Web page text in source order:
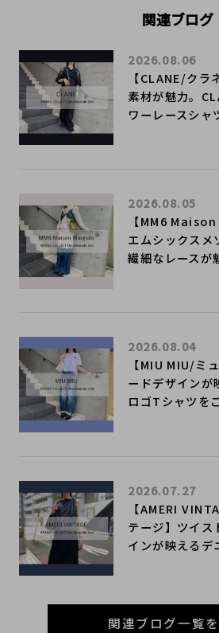
関連ブログ
【CLANE/クラ
素材が魅力。
ワーレースシャ
2026.08.06
【MM6
エムシックスメ
繊細なレースが
2026.08.05
【MIU MIU/ミ
ードデザインが
ロゴTシャツを
2026.08.04
【AMERI
テージ】ツイス
インが映えるデ
2026.07.27
関連ブログ一覧